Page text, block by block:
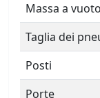
Massa a vuoto
Taglia dei
Posti
Porte